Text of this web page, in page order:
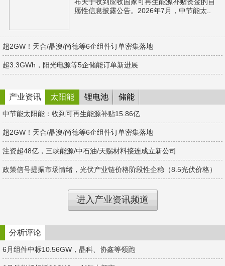
愿性信息披露公告。2026年7月，中节能太..
超2GW！天合/晶澳/尚德等6企组件订单密集落地
超3.3GWh，阳光电源等5企储能订单新进展
产业资讯 太阳能 锂电池 储能
中节能太阳能：收到可再生能源补贴15.86亿
超2GW！天合/晶澳/尚德等6企组件订单密集落地
注资超48亿，三峡能源/中石油/天赐材料接连成立新公司
政策信号提振市场情绪，光伏产业链价格阶段性企稳（8.5光伏价格）
进入产业资讯频道
分析评论
6月组件中标10.56GW，晶科、协鑫等领跑